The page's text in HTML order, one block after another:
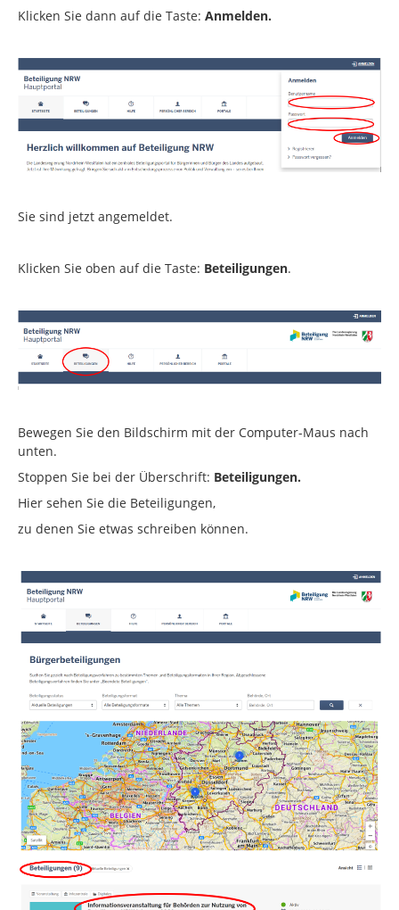
Klicken Sie dann auf die Taste: Anmelden.
Sie sind jetzt angemeldet.
Klicken Sie oben auf die Taste: Beteiligungen.
Bewegen Sie den Bildschirm mit der Computer-Maus nach
unten.
Stoppen Sie bei der Überschrift: Beteiligungen.
Hier sehen Sie die Beteiligungen,
zu denen Sie etwas schreiben können.